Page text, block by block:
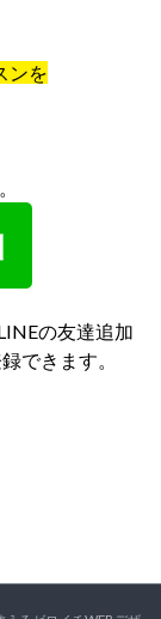
ンを
の友達追加
できます。